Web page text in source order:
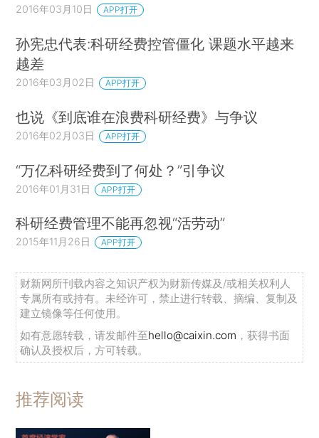
2016年03月10日 APP打开
孙宪忠代表:科研经费控管僵化 课题水平越来
越差
2016年03月02日 APP打开
也说《到底谁在浪费科研经费》与争议
2016年02月03日 APP打开
“万亿科研经费到了何处？”引争议
2016年01月31日 APP打开
科研经费管理不能再忽视“活劳动”
2015年11月26日 APP打开
财新网所刊载内容之知识产权为财新传媒及/或相关权利人
专属所有或持有。未经许可，禁止进行转载、摘编、复制及
建立镜像等任何使用。
如有意愿转载，请发邮件至hello@caixin.com ，获得书面
确认及授权后，方可转载。
推荐阅读